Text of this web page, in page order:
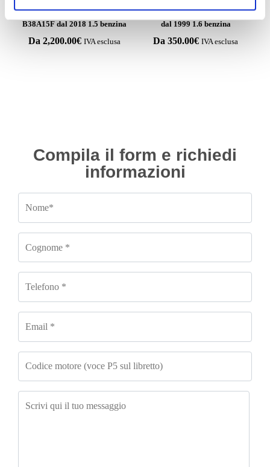
B38A15F dal 2018 1.5 benzina
Da 2,200.00€ IVA esclusa
dal 1999 1.6 benzina
Da 350.00€ IVA esclusa
Compila il form e richiedi
informazioni